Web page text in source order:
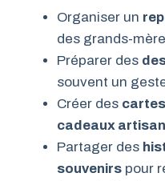
Organiser un
des grands-
Préparer des
souvent un
Créer des
cadeaux
Partager des
souvenirs pour